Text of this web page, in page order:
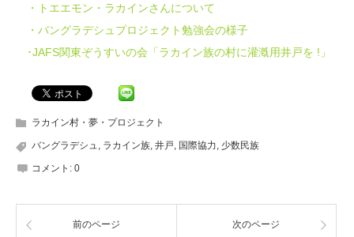
・トエエモン・ラカインさんについて
・バングラデシュプロジェクト勉強会の様子
･JAFS関東ぞうすいの会「ラカイン族の村に灌漑用井戸を !」
ラカイン村・夢・プロジェクト
バングラデシュ, ラカイン族, 井戸, 国際協力, 少数民族
コメント: 0
前のページ 次のページ